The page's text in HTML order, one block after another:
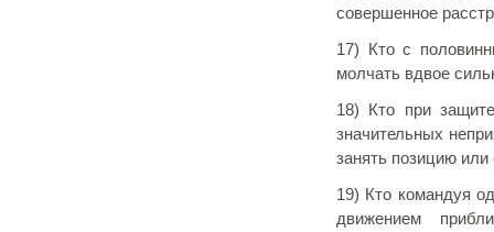
совершенное
17) Кто с
молчать вдвое
18) Кто при
значительных
занять позицию
19) Кто командуя
движением